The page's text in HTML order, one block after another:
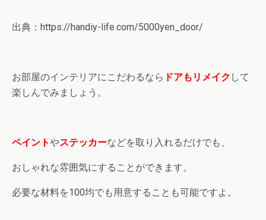
出典：https://handiy-life.com/5000yen_door/
お部屋のインテリアにこだわるなら ドアもリメイク して
楽しんでみましょう。
ペイントやステッカーなどを取り入れるだけでも、
おしゃれな雰囲気にすることができます。
必要な材料を100均でも用意することも可能ですよ。